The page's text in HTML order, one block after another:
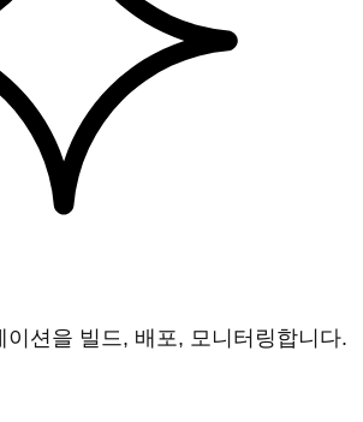
션을 빌드, 배포, 모니터링합니다.